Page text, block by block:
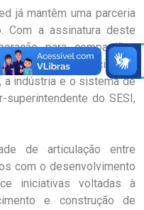
já mantêm uma parceria
Com a assinatura deste
para compartilhar
e desenvolver iniciativas
a indústria e o sistema de
superintendente do SESI,
de articulação entre
com o desenvolvimento
iniciativas voltadas à
e construção de